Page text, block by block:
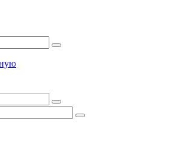
Поиск
Поиск
Поиск